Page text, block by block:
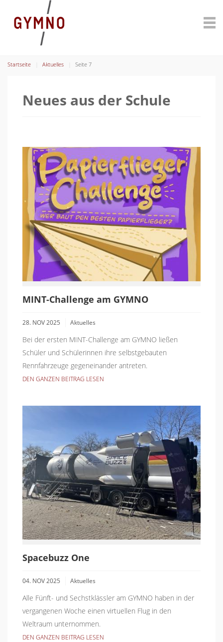
Startseite Aktuelles Seite 7
Neues aus der Schule
MINT-Challenge am GYMNO
28. NOV 2025 Aktuelles
Bei der ersten MINT-Challenge am GYMNO ließen
Schüler und Schülerinnen ihre selbstgebauten
Rennfahrzeuge gegeneinander antreten.
DEN GANZEN BEITRAG LESEN
Spacebuzz One
04. NOV 2025 Aktuelles
Alle Fünft- und Sechstklässler am GYMNO haben in der
vergangenen Woche einen virtuellen Flug in den
Weltraum unternommen.
DEN GANZEN BEITRAG LESEN